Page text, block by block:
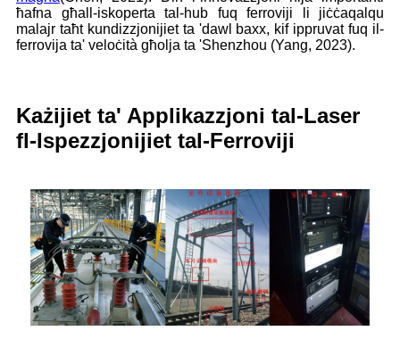
ħafna għall-iskoperta tal-hub fuq ferroviji li jiċċaqalqu
malajr taħt kundizzjonijiet ta 'dawl baxx, kif ippruvat fuq il-
ferrovija ta' veloċità għolja ta 'Shenzhou (Yang, 2023).
Każijiet ta' Applikazzjoni tal-Laser
fl-Ispezzjonijiet tal-Ferroviji